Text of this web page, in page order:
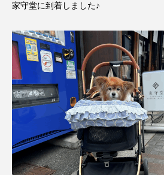
家守堂に到着しました♪